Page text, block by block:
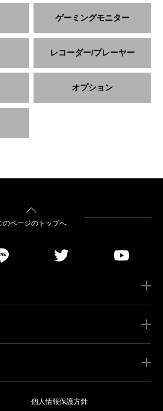
ゲーミングモニター
レコーダー/プレーヤー
オプション
のページのトップへ
個人情報保護方針